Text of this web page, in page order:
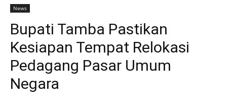
News
Bupati Tamba Pastikan
Kesiapan Tempat Relokasi
Pedagang Pasar Umum
Negara